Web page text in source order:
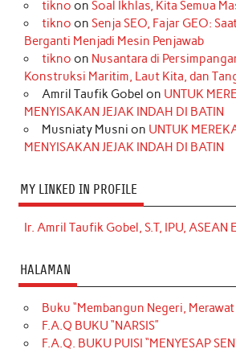
tikno on Soal Ikhlas, Kita Semua
tikno on Senja SEO, Fajar GEO:
Berganti Menjadi Mesin Penjawab
tikno on Nusantara di
Konstruksi Maritim, Laut Kita, dan
Amril Taufik Gobel on UNTUK
MENYISAKAN JEJAK INDAH DI BATIN
Musniaty Musni on UNTUK
MENYISAKAN JEJAK INDAH DI BATIN
MY LINKED IN PROFILE
Ir. Amril Taufik Gobel, S.T, IPU, ASEAN
HALAMAN
Buku “Membangun Negeri,
F.A.Q BUKU “NARSIS”
F.A.Q. BUKU PUISI “MENYESAP